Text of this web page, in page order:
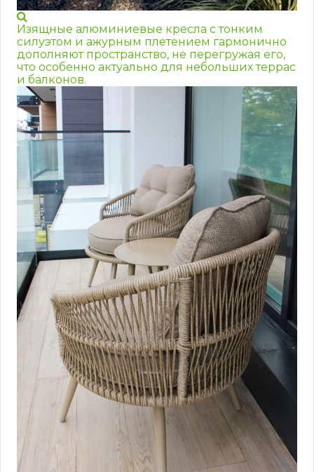
Изящные алюминиевые кресла с тонким
силуэтом и ажурным плетением гармонично
дополняют пространство, не перегружая его,
что особенно актуально для небольших террас
и балконов.